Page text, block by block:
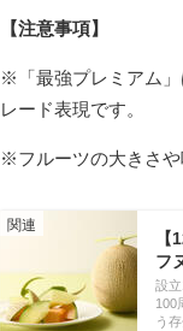
【注意事項】
※「最強プレミアム
レード表現です。
※フルーツの大きさや
フ
設
100
う